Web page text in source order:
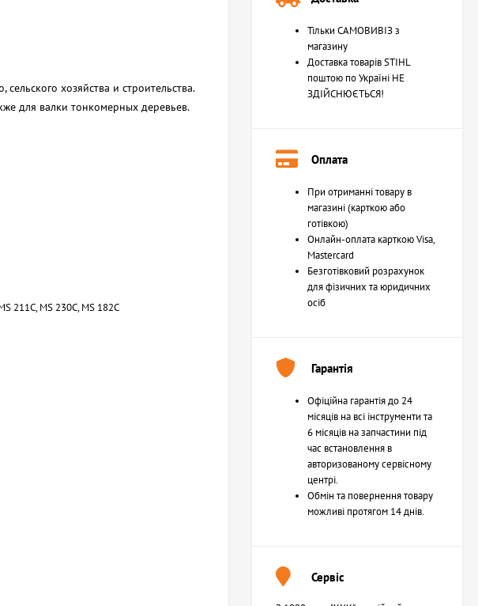
хозяйства и строительства.
для валки тонкомерных деревьев.
211C, MS 230C, MS 182C
Тільки САМОВИВІЗ з
магазину
Доставка товарів STIHL
поштою по Україні НЕ
ЗДІЙСНЮЄТЬСЯ!
Оплата
При отриманні товару в
магазині (карткою або
готівкою)
Онлайн-оплата карткою Visa,
Mastercard
Безготівковий розрахунок
для фізичних та юридичних
осіб
Гарантія
Офіційна гарантія до 24
місяців на всі інструменти та
6 місяців на запчастини під
час встановлення в
авторизованому сервісному
центрі.
Обмін та повернення товару
можливі протягом 14 днів.
Сервіс